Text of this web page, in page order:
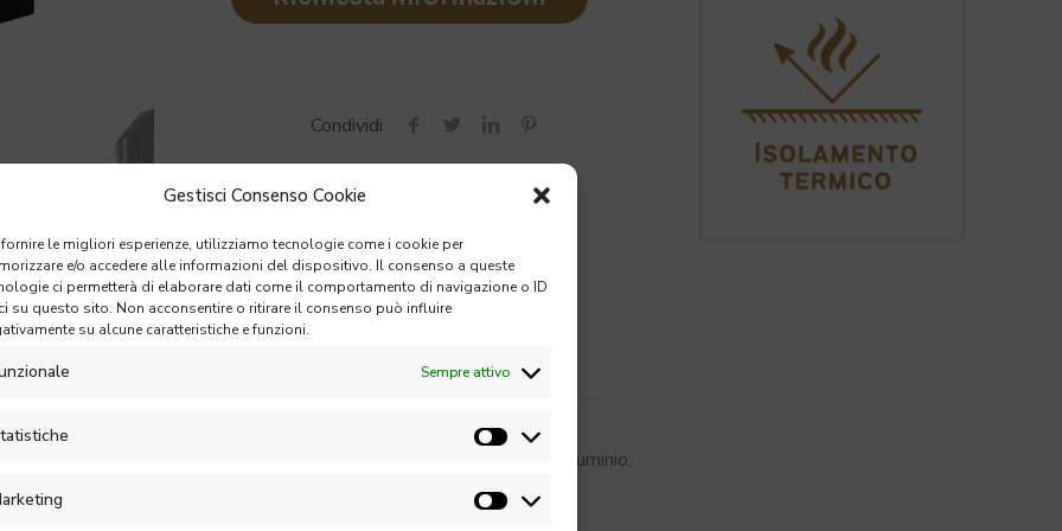
Gestisci Consenso Cookie
fornire le migliori esperienze, utilizziamo tecnologie come i cookie per
e/o accedere alle informazioni del dispositivo. Il consenso a queste
ci permetterà di elaborare dati come il comportamento di navigazione o ID
su questo sito. Non acconsentire o ritirare il consenso può influire
su alcune caratteristiche e funzioni.
Sempre attivo
Condividi
sia come singole
unità sia come componenti delle facciate in alluminio.
di soddisfare le